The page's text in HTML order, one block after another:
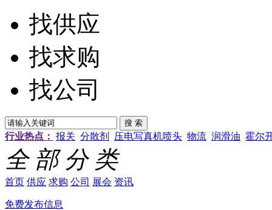
找供应
找求购
找公司
行业热点： 报关 分散剂 压电写真机喷头 物流 润滑油 霍尔
全 部 分 类
首页 供应 求购 公司 展会 资讯
免费发布信息